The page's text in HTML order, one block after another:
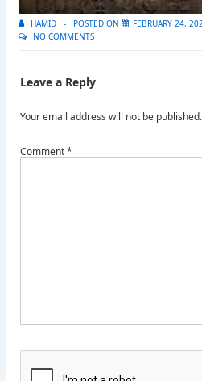
HAMID POSTED ON FEBRUARY 24,
NO COMMENTS
Leave a Reply
Your email address will not be published.
Comment*